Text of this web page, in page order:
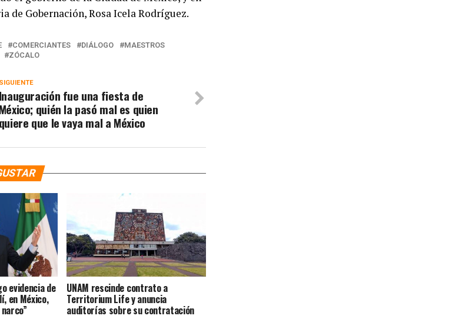
de Gobernación, Rosa Icela Rodríguez.
COMERCIANTES DIÁLOGO
MAESTROS
ZÓCALO
SIGUIENTE
Inauguración fue una fiesta de
México; quién la pasó mal es quien
quiere que le vaya mal a México
evidencia de
en México,
UNAM rescinde contrato a
Territorium Life y anuncia
auditorías sobre su contratación